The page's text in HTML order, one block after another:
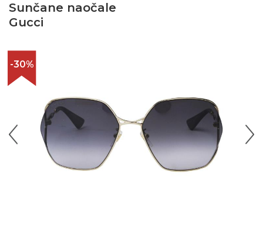
Sunčane naočale
Gucci
-30%